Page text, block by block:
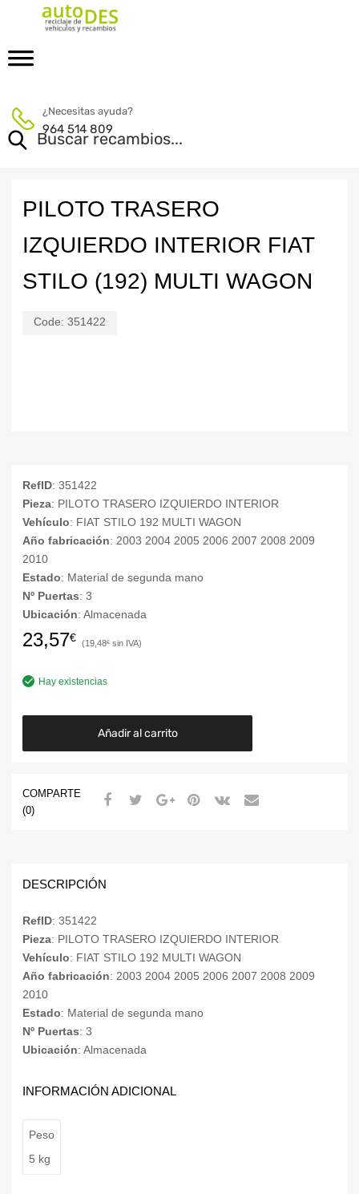
¿Necesitas ayuda?
964 514 809
PILOTO TRASERO
IZQUIERDO INTERIOR FIAT
STILO (192) MULTI WAGON
Code: 351422
RefID: 351422
Pieza: PILOTO TRASERO IZQUIERDO INTERIOR
Vehículo: FIAT STILO 192 MULTI WAGON
Año fabricación: 2003 2004 2005 2006 2007 2008 2009
2010
Estado: Material de segunda mano
Nº Puertas: 3
Ubicación: Almacenada
23,57€ 19,48€
Hay existencias
Añadir al carrito
COMPARTE
(0)
DESCRIPCIÓN
RefID: 351422
Pieza: PILOTO TRASERO IZQUIERDO INTERIOR
Vehículo: FIAT STILO 192 MULTI WAGON
Año fabricación: 2003 2004 2005 2006 2007 2008 2009
2010
Estado: Material de segunda mano
Nº Puertas: 3
Ubicación: Almacenada
INFORMACIÓN ADICIONAL
Peso
5 kg